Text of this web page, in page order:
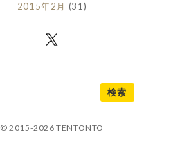
2015年2月 (31)
© 2015-2026 TENTONTO